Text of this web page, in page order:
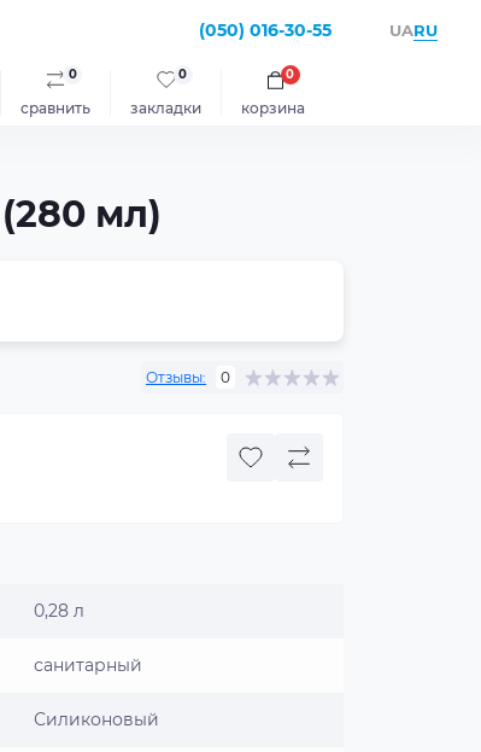
(050) 016-30-55 UARU
сравнить
0
закладки
0
корзина
0
мл)
Отзывы: 0
0,28 л
санитарный
Силиконовый